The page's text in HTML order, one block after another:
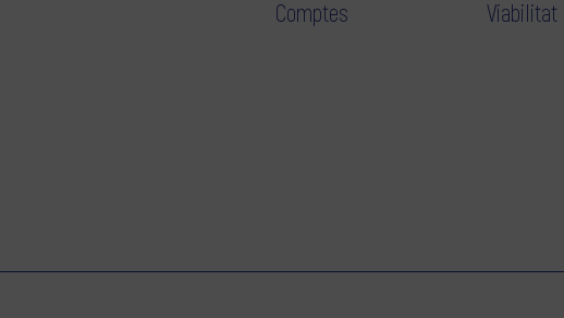
Comptes
Viabilitat